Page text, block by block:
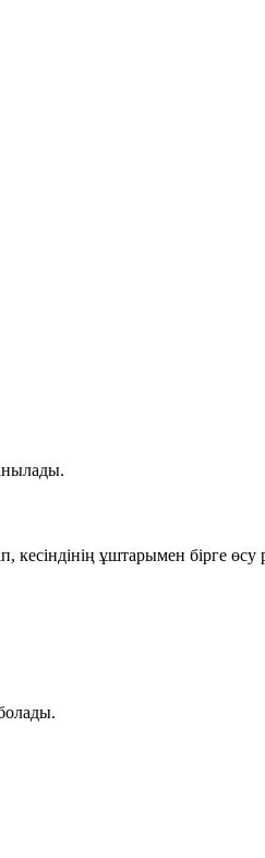
кесіндінің ұштарымен бірге